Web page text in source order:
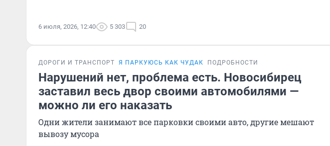
6 июля, 2026, 12:40 5 303 20
ДОРОГИ И ТРАНСПОРТ Я ПАРКУЮСЬ КАК ЧУДАК ПОДРОБНОСТИ
Нарушений нет, проблема есть. Новосибирец
заставил весь двор своими автомобилями —
можно ли его наказать
Одни жители занимают все парковки своими авто, другие мешают
вывозу мусора